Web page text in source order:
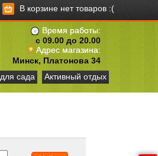
В корзине нет товаров :(
Время работы:
с 09.00 до 20.00
Адрес магазина:
Минск, Платонова 34
сада Активный отдых